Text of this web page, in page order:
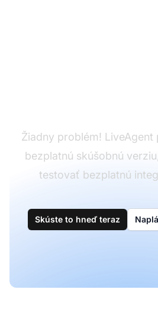
Žiadny problém!
bezplatnú skúšobnú
testovať bezplatnú
Skúste to hneď teraz